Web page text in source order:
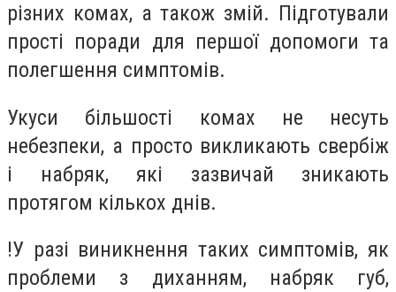
різних комах, а також змій. Підготували
прості поради для першої допомоги та
полегшення симптомів.
Укуси більшості комах не несуть
небезпеки, а просто викликають свербіж
і набряк, які зазвичай зникають
протягом кількох днів.
!У разі виникнення таких симптомів, як
проблеми з диханням, набряк губ,